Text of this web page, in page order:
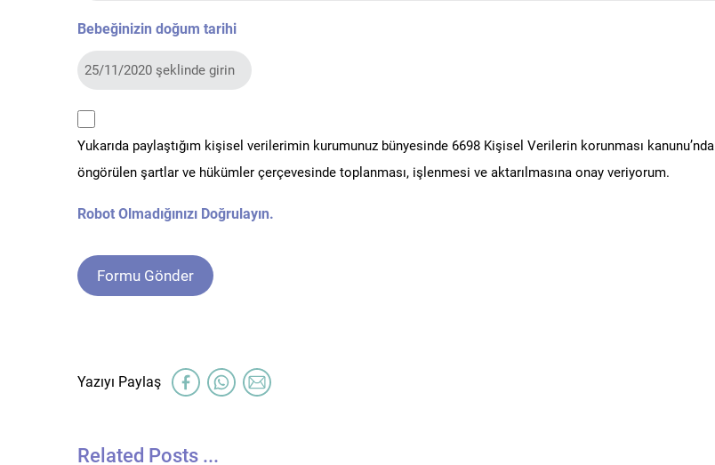
Bebeğinizin doğum tarihi
kvkk
*
Yukarıda paylaştığım kişisel verilerimin kurumunuz bünyesinde 6698 Kişisel Verilerin korunması kanunu’nda
öngörülen şartlar ve hükümler çerçevesinde toplanması, işlenmesi ve aktarılmasına onay veriyorum.
Robot Olmadığınızı Doğrulayın.
Related Posts ...